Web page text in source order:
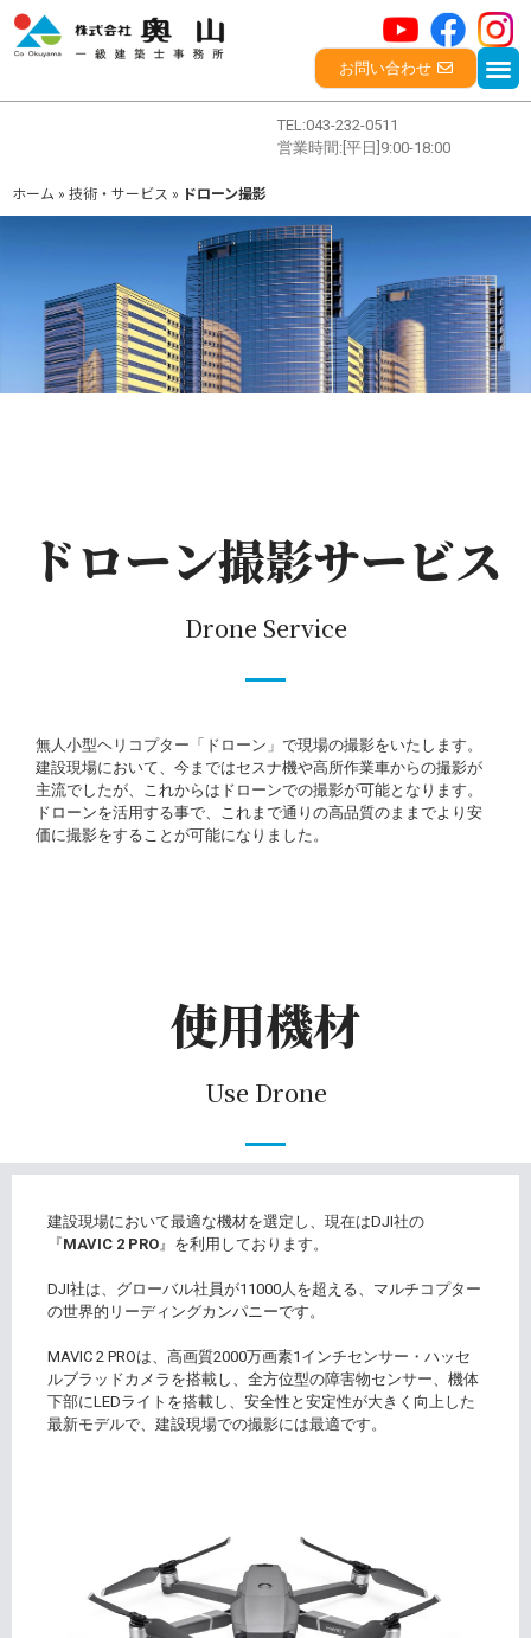
企業情報
会社概要
事業概要
沿革
施工実績レポート
現場レポート
建築施工図
ドローン撮影
海外事業
個人のお客様
採用情報
お問い合わせ
TEL:043-232-0511
営業時間:[平日]9:00-18:00
ホーム » 技術・サービス » ドローン撮影
ドローン撮影サービス
Drone Service
無人小型ヘリコプター「ドローン」で現場の撮影をいたします。
建設現場において、今まではセスナ機や高所作業車からの撮影が
主流でしたが、これからはドローンでの撮影が可能となります。
ドローンを活用する事で、これまで通りの高品質のままでより安
価に撮影をすることが可能になりました。
使用機材
Use Drone
建設現場において最適な機材を選定し、現在はDJI社の
『MAVIC 2 PRO』を利用しております。
DJI社は、グローバル社員が11000人を超える、マルチコプター
の世界的リーディングカンパニーです。
MAVIC 2 PROは、高画質2000万画素1インチセンサー・ハッセ
ルブラッドカメラを搭載し、全方位型の障害物センサー、機体
下部にLEDライトを搭載し、安全性と安定性が大きく向上した
最新モデルで、建設現場での撮影には最適です。